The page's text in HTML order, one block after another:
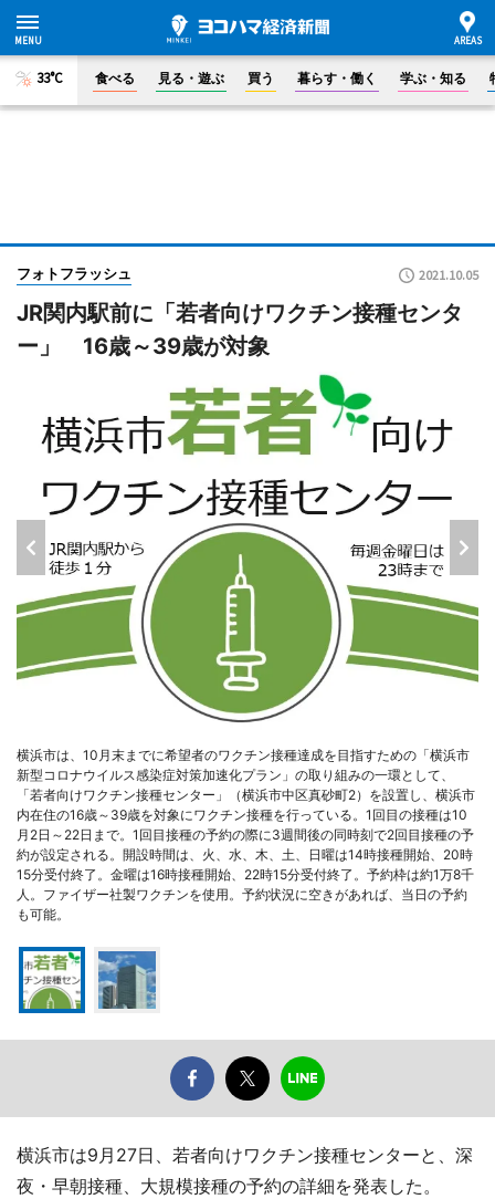
33°C 食べる 見る・遊ぶ 買う 暮らす・働く 学ぶ・知る
フォトフラッシュ 2021.10.05
JR関内駅前に「若者向けワクチン接種センタ
ー」 16歳～39歳が対象
横浜市は、10月末までに希望者のワクチン接種達成を目指すための「横浜市
新型コロナウイルス感染症対策加速化プラン」の取り組みの一環として、
「若者向けワクチン接種センター」（横浜市中区真砂町2）を設置し、横浜市
内在住の16歳～39歳を対象にワクチン接種を行っている。1回目の接種は10
月2日～22日まで。1回目接種の予約の際に3週間後の同時刻で2回目接種の予
約が設定される。開設時間は、火、水、木、土、日曜は14時接種開始、20時
15分受付終了。金曜は16時接種開始、22時15分受付終了。予約枠は約1万8千
人。ファイザー社製ワクチンを使用。予約状況に空きがあれば、当日の予約
も可能。
横浜市は9月27日、若者向けワクチン接種センターと、深
夜・早朝接種、大規模接種の予約の詳細を発表した。